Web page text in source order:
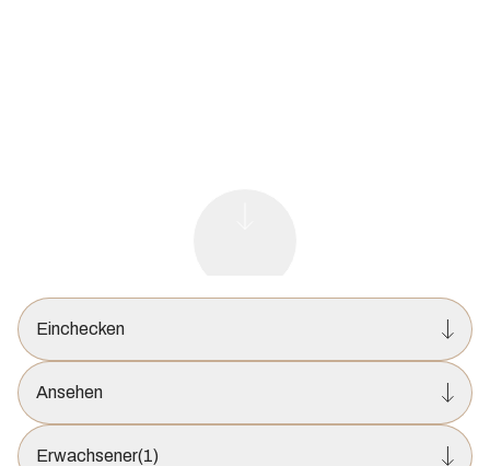
Einchecken
Ansehen
Erwachsener(1)